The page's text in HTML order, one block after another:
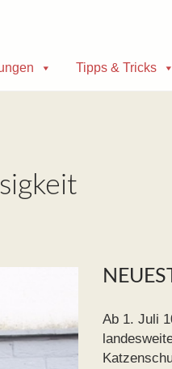
Tipps & Tricks
Ab 1. Juli